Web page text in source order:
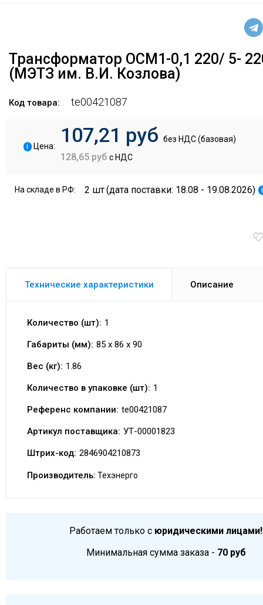
Трансформатор ОСМ1-0,1 220/ 5-
(МЭТЗ им. В.И. Козлова)
Код товара: te00421087
i Цена: 107,21 руб без НДС (базовая)
128,65 руб с НДС
На складе в РФ: 2 шт(дата поставки: 18.08 - 19.08.2026) i
Технические характеристики Описание
Количество (шт): 1
Габариты (мм): 85 x 86 x 90
Вес (кг): 1.86
Количество в упаковке (шт): 1
Референс компании: te00421087
Артикул поставщика: УТ-00001823
Штрих-код: 2846904210873
Производитель: Техэнерго
Работаем только с юридическими лицами!
Минимальная сумма заказа - 70 руб